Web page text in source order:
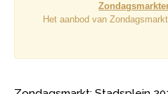
Het aanbod van